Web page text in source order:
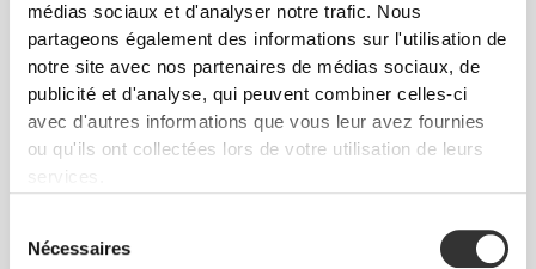
médias sociaux et d'analyser notre trafic. Nous
partageons également des informations sur l'utilisation de
notre site avec nos partenaires de médias sociaux, de
publicité et d'analyse, qui peuvent combiner celles-ci
avec d'autres informations que vous leur avez fournies
ou qu'ils ont collectées lors de votre utilisation de leurs
services.
Nécessaires
Nos vêtements sont synonymes de confort. Nous
avons opté pour une approche qui laisse une réelle
empreinte sur nos vêtements : le sans coutures !
L'absence d'étiquettes cousues vient renforcer la
sensation de confort en évitant les frottements
CONSEILS POUR LES TAILLES